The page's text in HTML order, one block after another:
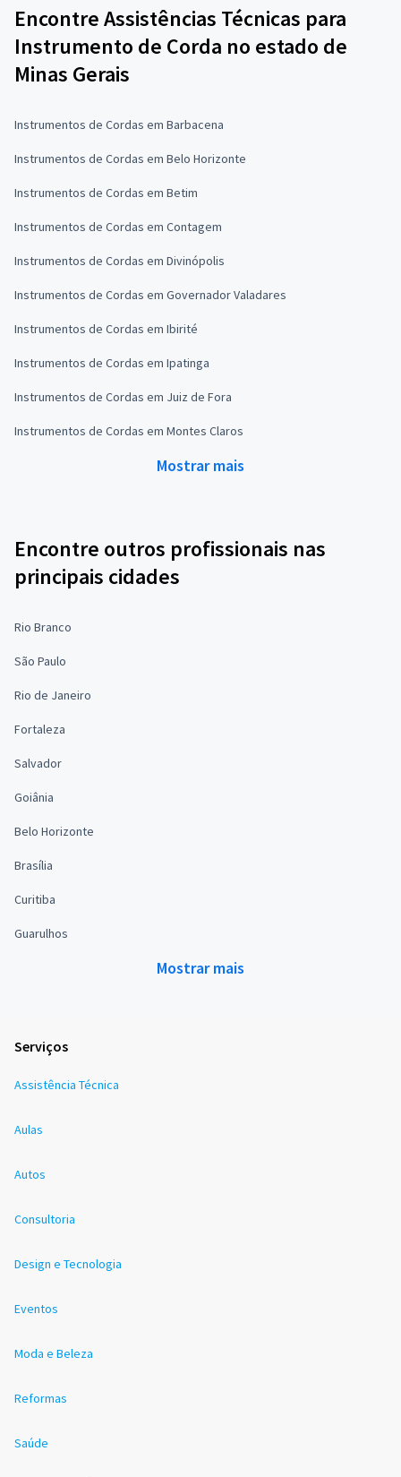
Encontre Assistências Técnicas para
Instrumento de Corda no estado de
Minas Gerais
Instrumentos de Cordas em Barbacena
Instrumentos de Cordas em Belo Horizonte
Instrumentos de Cordas em Betim
Instrumentos de Cordas em Contagem
Instrumentos de Cordas em Divinópolis
Instrumentos de Cordas em Governador Valadares
Instrumentos de Cordas em Ibirité
Instrumentos de Cordas em Ipatinga
Instrumentos de Cordas em Juiz de Fora
Instrumentos de Cordas em Montes Claros
Mostrar mais
Encontre outros profissionais nas
principais cidades
Rio Branco
São Paulo
Rio de Janeiro
Fortaleza
Salvador
Goiânia
Belo Horizonte
Brasília
Curitiba
Guarulhos
Mostrar mais
Serviços
Assistência Técnica
Aulas
Autos
Consultoria
Design e Tecnologia
Eventos
Moda e Beleza
Reformas
Saúde